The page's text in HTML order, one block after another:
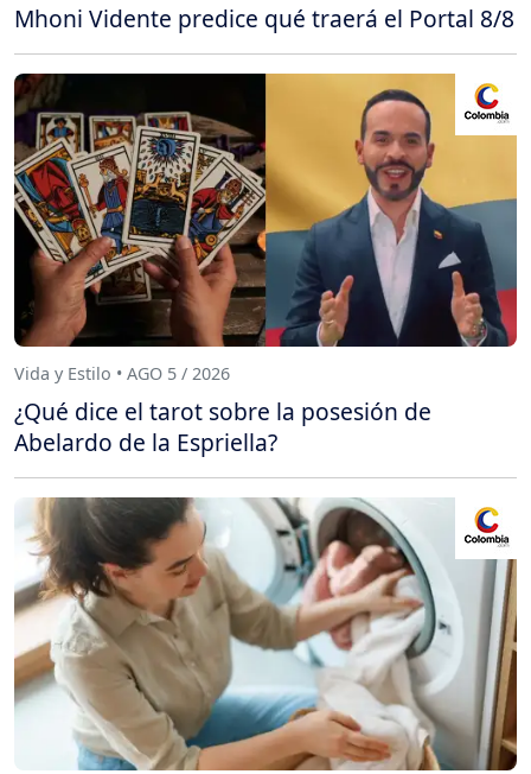
Mhoni Vidente predice qué traerá el Portal 8/8
Vida y Estilo • AGO 5 / 2026
¿Qué dice el tarot sobre la posesión de
Abelardo de la Espriella?